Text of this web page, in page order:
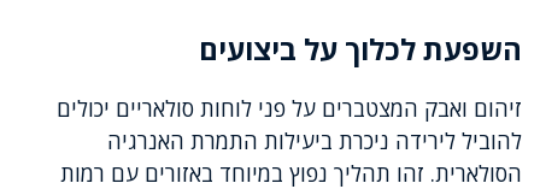
השפעת לכלוך על ביצועים
זיהום ואבק המצטברים על פני לוחות סולאריים יכולים
להוביל לירידה ניכרת ביעילות התמרת האנרגיה
הסולארית. זהו תהליך נפוץ במיוחד באזורים עם רמות